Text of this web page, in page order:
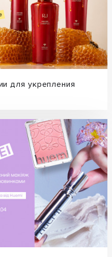
для укрепления